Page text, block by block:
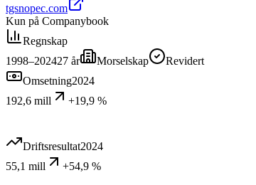
tgsnopec.com
Kun på Companybook
Regnskap
1998–202427 år Morselskap
Revidert
Omsetning2024
192,6 mill
+19,9 %
Driftsresultat2024
55,1 mill
+54,9 %